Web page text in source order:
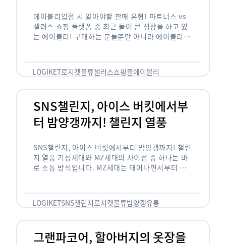
에이블리입점 시 알아야할 판매 유형! 파트너스 vs
셀러스 쇼핑 플랫폼 중 최근 들어 큰 성장을 하고 있
는 에이블리! 구매하는 분들뿐만 아니라 에이블리에
LOGIKET로지켓물류셀러스쇼핑몰에이블리
SNS챌린지, 아이스 버킷에서부
터 밤양갱까지! 챌린지 열풍
SNS챌린지, 아이스 버킷에서부터 밤양갱까지! 챌린
지 열풍 기성세대와 MZ세대의 차이점 중 하나는 바
로 소통 방식입니다. MZ세대는 태어나면서부터 디
도 능숙한 …
LOGIKETSNS챌린지로지켓물류밤양갱유통
그랜파코어, 할아버지의 옷장을